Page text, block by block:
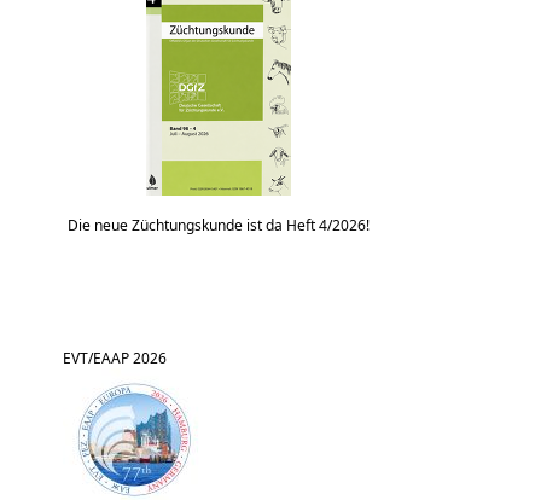
Die neue Züchtungskunde ist da Heft 4/2026!
EVT/EAAP 2026